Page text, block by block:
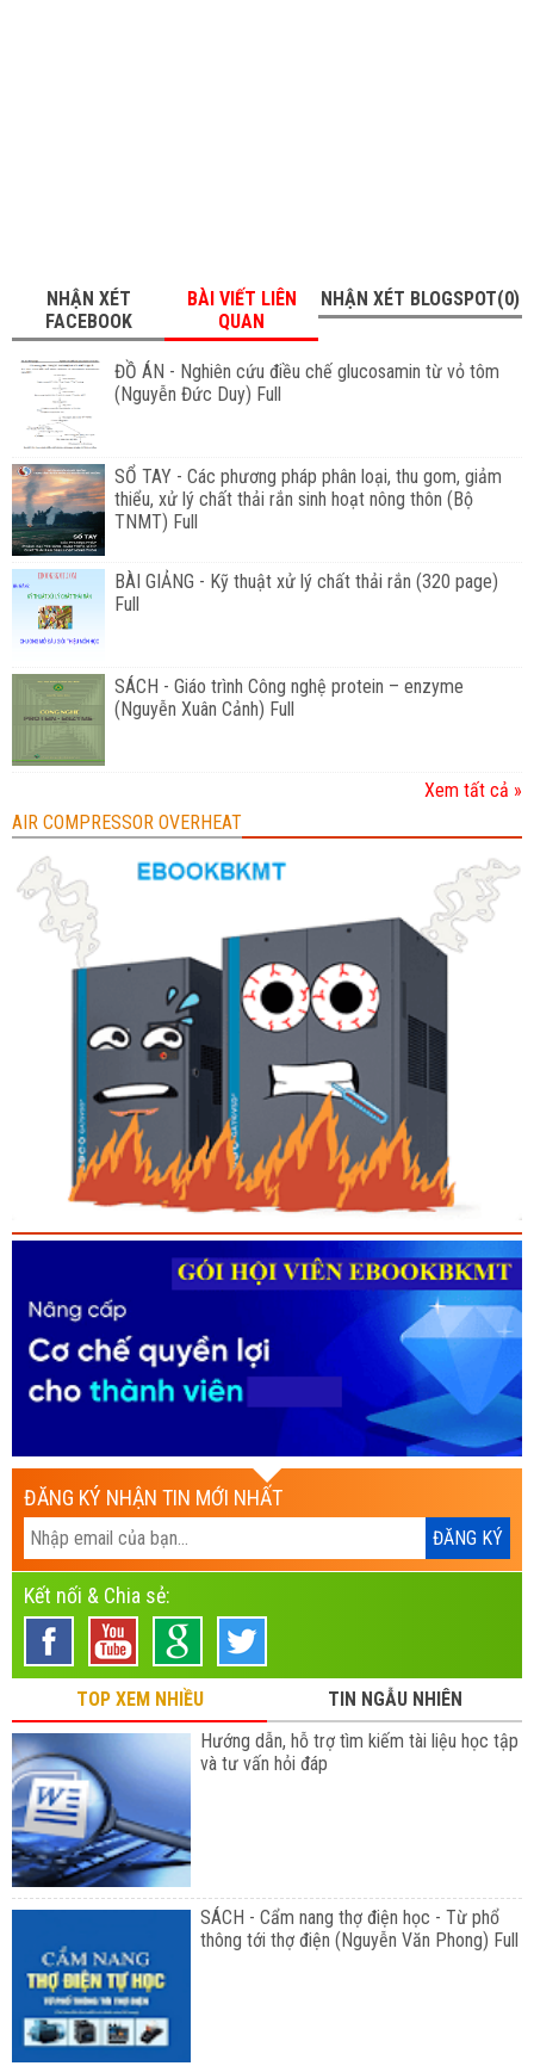
NHẬN XÉT
FACEBOOK
BÀI VIẾT LIÊN
QUAN
NHẬN XÉT BLOGSPOT(0)
ĐỒ ÁN - Nghiên cứu điều chế glucosamin từ vỏ tôm
(Nguyễn Đức Duy) Full
SỔ TAY - Các phương pháp phân loại, thu gom, giảm
thiểu, xử lý chất thải rắn sinh hoạt nông thôn (Bộ
TNMT) Full
BÀI GIẢNG - Kỹ thuật xử lý chất thải rắn (320 page)
Full
SÁCH - Giáo trình Công nghệ protein – enzyme
(Nguyễn Xuân Cảnh) Full
Xem tất cả »
AIR COMPRESSOR OVERHEAT
ĐĂNG KÝ NHẬN TIN MỚI NHẤT
Kết nối & Chia sẻ:
TOP XEM NHIỀU
TIN NGẪU NHIÊN
Hướng dẫn, hỗ trợ tìm kiếm tài liệu học tập
và tư vấn hỏi đáp
SÁCH - Cẩm nang thợ điện học - Từ phổ
thông tới thợ điện (Nguyễn Văn Phong) Full